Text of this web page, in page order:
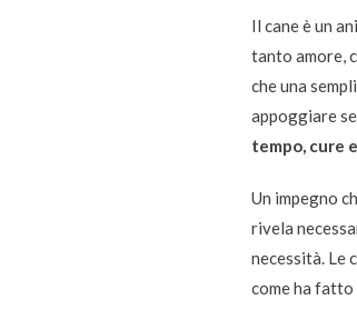
Il cane è un
tanto amore,
che una
appoggiare
tempo, cure
Un impegno
rivela
necessità. Le
come ha fatto